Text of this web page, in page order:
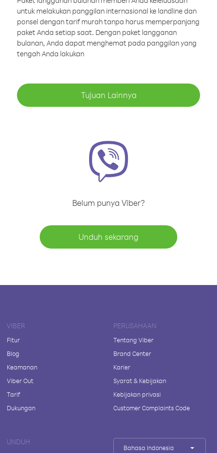
untuk melakukan panggilan internasional ke landline dan
ponsel dengan tarif murah tanpa harus memperpanjang
paket Anda setiap saat. Dengan paket langganan
bulanan, Anda dapat menghemat pada panggilan yang
tengah Anda lakukan
Tujuan Lainnya
Belum punya Viber?
Unduh sekarang
VIBER
Fitur
Blog
Keamanan
Viber Out
Tarif
Dukungan
PERUSAHAAN
Tentang Viber
Brand Center
Karier
Syarat & Kebijakan
Kebijakan privasi
Customer Complaints Code
UNDUH
Bahasa Indonesia